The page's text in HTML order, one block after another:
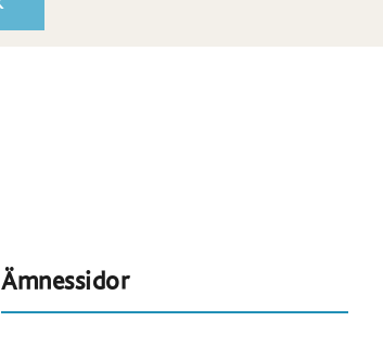
Ämnessidor